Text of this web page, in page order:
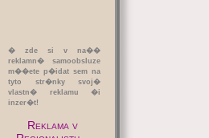
� zde si v na��
reklamn� samoobsluze
m��ete p�idat sem na
tyto str�nky svoj�
vlastn� reklamu �i
inzer�t!
Reklama v